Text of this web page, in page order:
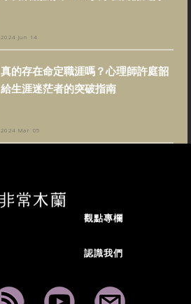
2024 Jun 14
真的存在命定職涯嗎？心理師許庭韶
給生涯迷茫者的突破指南
2024 Mar 05
觀點專欄
認識我們